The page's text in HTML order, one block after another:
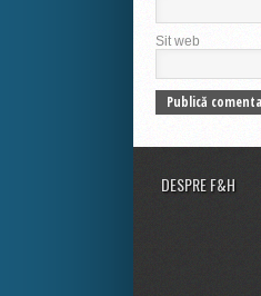
Sit web
DESPRE F&H